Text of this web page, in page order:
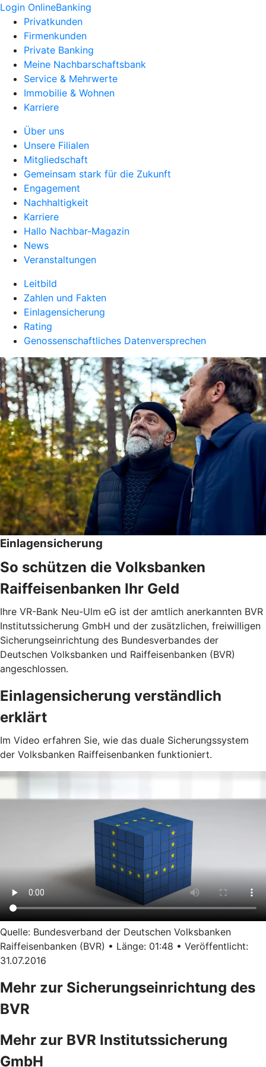
Login OnlineBanking
Privatkunden
Firmenkunden
Private Banking
Meine Nachbarschaftsbank
Service & Mehrwerte
Immobilie & Wohnen
Karriere
Über uns
Unsere Filialen
Mitgliedschaft
Gemeinsam stark für die Zukunft
Engagement
Nachhaltigkeit
Karriere
Hallo Nachbar-Magazin
News
Veranstaltungen
Leitbild
Zahlen und Fakten
Einlagensicherung
Rating
Genossenschaftliches Datenversprechen
Einlagensicherung
So schützen die Volksbanken
Raiffeisenbanken Ihr Geld
Ihre VR-Bank Neu-Ulm eG ist der amtlich anerkannten BVR
Institutssicherung GmbH und der zusätzlichen, freiwilligen
Sicherungseinrichtung des Bundesverbandes der
Deutschen Volksbanken und Raiffeisenbanken (BVR)
angeschlossen.
Einlagensicherung verständlich
erklärt
Im Video erfahren Sie, wie das duale Sicherungssystem
der Volksbanken Raiffeisenbanken funktioniert.
Quelle: Bundesverband der Deutschen Volksbanken
Raiffeisenbanken (BVR) • Länge: 01:48 • Veröffentlicht:
31.07.2016
Mehr zur Sicherungseinrichtung des
BVR
Mehr zur BVR Institutssicherung
GmbH